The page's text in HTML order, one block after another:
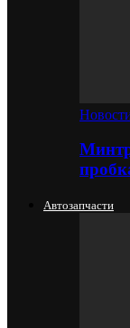
Автозапчасти